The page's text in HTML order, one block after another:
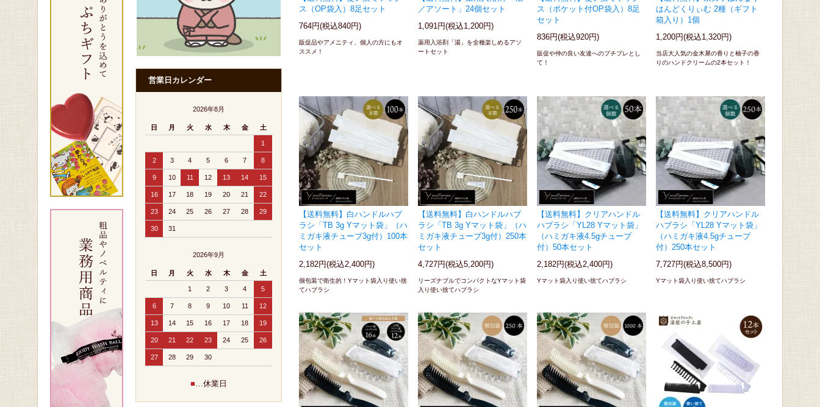
ス（OP袋入）8足セット
764円(税込840円)
販促品やアメニティ、個人の方にもオ
ススメ！
／アソート」24個セット
1,091円(税込1,200円)
薬用入浴剤「湯」を全種楽しめるアソ
ートセット
ス（ポケット付OP袋入）8足
セット
836円(税込920円)
販促や仲の良い友達へのプチプレとし
て！
はんどくりぃむ 2種（ギフト
箱入り）1個
1,200円(税込1,320円)
当店大人気の金木犀の香りと柚子の香
りのハンドクリームの2本セット！
【送料無料】白ハンドルハブ
ラシ「TB 3g Yマット袋」（ハ
ミガキ液チューブ3g付）100本
セット
2,182円(税込2,400円)
個包装で衛生的！Yマット袋入り使い捨
てハブラシ
【送料無料】白ハンドルハブ
ラシ「TB 3g Yマット袋」（ハ
ミガキ液チューブ3g付）250本
セット
4,727円(税込5,200円)
リーズナブルでコンパクトなYマット袋
入り使い捨てハブラシ
【送料無料】クリアハンドル
ハブラシ「YL28 Yマット袋」
（ハミガキ液4.5gチューブ
付）50本セット
2,182円(税込2,400円)
Yマット袋入り使い捨てハブラシ
【送料無料】クリアハンドル
ハブラシ「YL28 Yマット袋」
（ハミガキ液4.5gチューブ
付）250本セット
7,727円(税込8,500円)
Yマット袋入り使い捨てハブラシ
営業日カレンダー
2026年8月
日 月 火 水 木 金 土
1
2 3 4 5 6 7 8
9 10 11 12 13 14 15
16 17 18 19 20 21 22
23 24 25 26 27 28 29
30 31
2026年9月
日 月 火 水 木 金 土
1 2 3 4 5
6 7 8 9 10 11 12
13 14 15 16 17 18 19
20 21 22 23 24 25 26
27 28 29 30
■…休業日